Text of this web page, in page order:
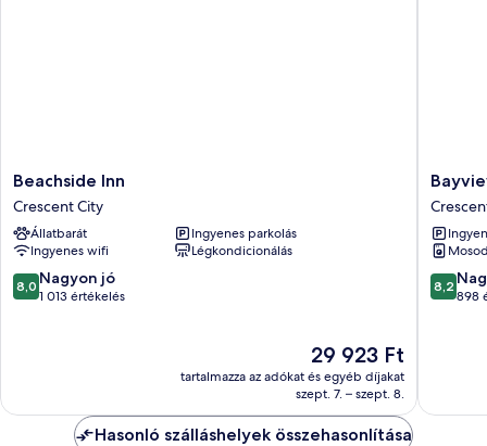
Beachside
Inn
Crescent
City
Beachside Inn
Crescent City
Állatbarát
Ingyenes parkolás
Ingyenes wifi
Légkondicionálás
8.0
ennyiből:
8,0 Nagyon jó
1 013 értékelés
Az
ár
29 923 Ft
29 923 Ft
tartalmazza az adókat és egyéb díjakat
szept. 7. – szept. 8.
Bayview
Inn
City
8.2
8,2
898
Hasonló szálláshelyek összehasonlítása